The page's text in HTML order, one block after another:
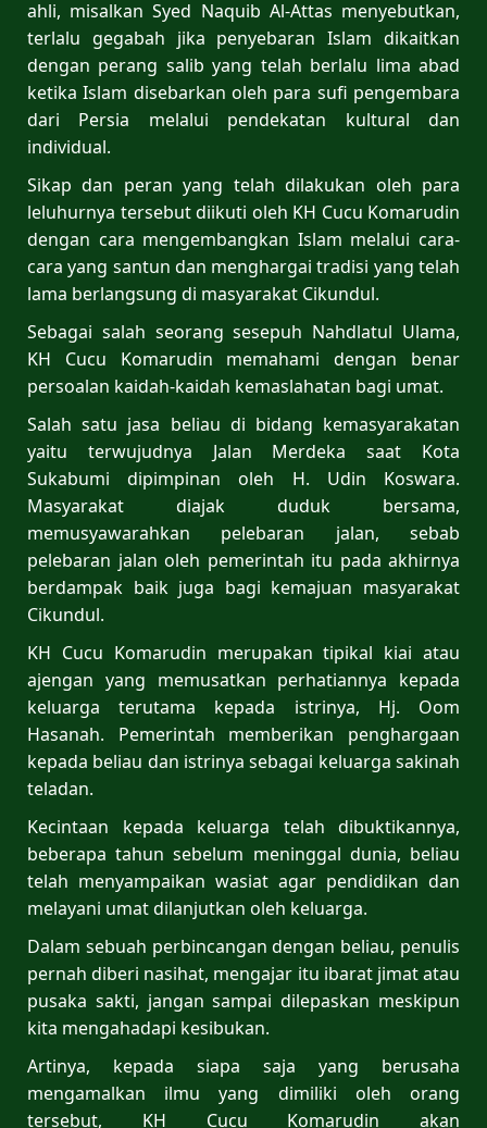
ahli, misalkan Syed Naquib Al-Attas menyebutkan,
terlalu gegabah jika penyebaran Islam dikaitkan
dengan perang salib yang telah berlalu lima abad
ketika Islam disebarkan oleh para sufi pengembara
dari Persia melalui pendekatan kultural dan
individual.
Sikap dan peran yang telah dilakukan oleh para
leluhurnya tersebut diikuti oleh KH Cucu Komarudin
dengan cara mengembangkan Islam melalui cara-
cara yang santun dan menghargai tradisi yang telah
lama berlangsung di masyarakat Cikundul.
Sebagai salah seorang sesepuh Nahdlatul Ulama,
KH Cucu Komarudin memahami dengan benar
persoalan kaidah-kaidah kemaslahatan bagi umat.
Salah satu jasa beliau di bidang kemasyarakatan
yaitu terwujudnya Jalan Merdeka saat Kota
Sukabumi dipimpinan oleh H. Udin Koswara.
Masyarakat diajak duduk bersama,
memusyawarahkan pelebaran jalan, sebab
pelebaran jalan oleh pemerintah itu pada akhirnya
berdampak baik juga bagi kemajuan masyarakat
Cikundul.
KH Cucu Komarudin merupakan tipikal kiai atau
ajengan yang memusatkan perhatiannya kepada
keluarga terutama kepada istrinya, Hj. Oom
Hasanah. Pemerintah memberikan penghargaan
kepada beliau dan istrinya sebagai keluarga sakinah
teladan.
Kecintaan kepada keluarga telah dibuktikannya,
beberapa tahun sebelum meninggal dunia, beliau
telah menyampaikan wasiat agar pendidikan dan
melayani umat dilanjutkan oleh keluarga.
Dalam sebuah perbincangan dengan beliau, penulis
pernah diberi nasihat, mengajar itu ibarat jimat atau
pusaka sakti, jangan sampai dilepaskan meskipun
kita mengahadapi kesibukan.
Artinya, kepada siapa saja yang berusaha
mengamalkan ilmu yang dimiliki oleh orang
tersebut, KH Cucu Komarudin akan